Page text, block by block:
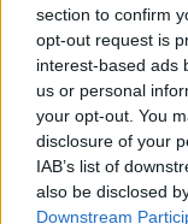
section to confirm
opt-out request is
interest-based ads
us or personal
your opt-out. You
disclosure of your
IAB’s list of
also be disclosed
Downstream
1
HÍRLEVÉL
Név